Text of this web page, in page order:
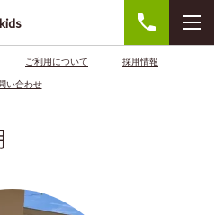
ご利用について 採用情報
い合わせ